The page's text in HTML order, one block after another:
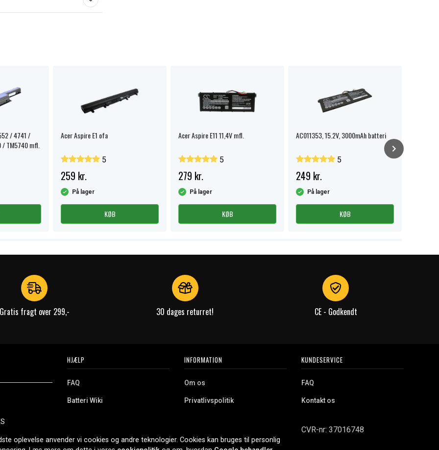
/ 4741 /
/ TM5740 mfl.
Acer Aspire E1 ofa
5
259 kr.
På lager
KØB
Acer Aspire E11 11,4V mfl.
5
279 kr.
På lager
KØB
AC011353, 15.2V, 3000mAh batteri
5
249 kr.
På lager
KØB
Gratis fragt over 299,- 30 dages returret! CE - Godkendt
Vi tilbyder et
og meget
HJÆLP
FAQ
Batteri Wiki
Erhvervskunde
INFORMATION
Om os
Privatlivspolitik
Cookies
KUNDESERVICE
FAQ
Kontakt os
CVR-nr: 37016748
oplevelse anvender vi cookies og andre teknologier. Cookies kan bruges til personlig